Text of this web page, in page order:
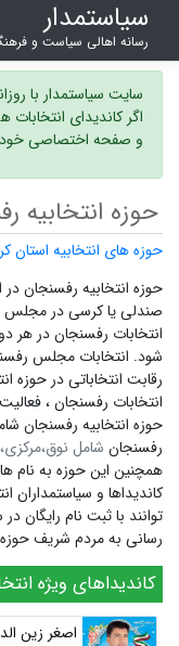
سیاستمدار
رسانه اهالی سیاست و
سایت سیاستمدار با
اگر کاندیدای
و صفحه اختصاصی خود
حوزه انتخابیه
حوزه های انتخابیه استان
صندلی یا کرسی در مجلس
انتخابات رفسنجان در هر
شود. انتخابات مجلس
رقابت انتخاباتی در حوزه
انتخابات رفسنجان ،
حوزه انتخابیه رفسنجان
رفسنجان شامل
همچنین این حوزه به نام
توانند با ثبت نام رایگان
رسانی به مردم شریف حوزه
کاندیداهای ویژه
اصغر زین